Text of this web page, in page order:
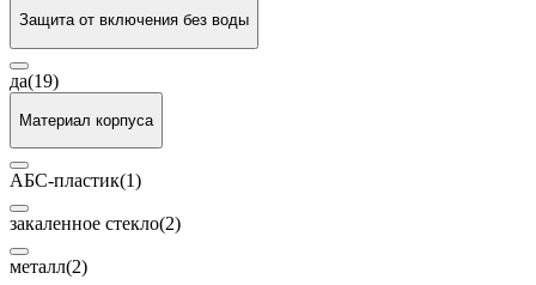
Защита от включения без воды
да(19)
Материал корпуса
АБС-пластик(1)
закаленное стекло(2)
металл(2)